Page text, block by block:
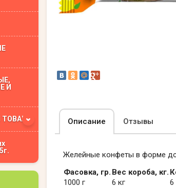
И
Описание Отзывы
Желейные конфеты в форме
Фасовка, гр. Вес короба, кг.
1000 г
6 кг 6